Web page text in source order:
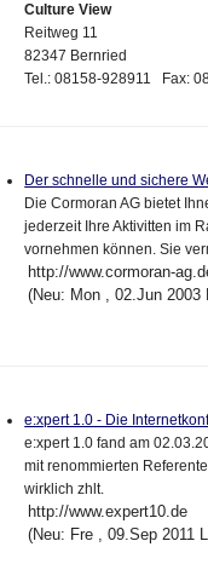
Culture View
Reitweg 11
82347 Bernried
Tel.: 08158-928911 Fax:
Der schnelle und sichere
Die Cormoran AG bietet
jederzeit Ihre Aktivitten im
vornehmen können. Sie
http://www.cormoran-
(Neu: Mon , 02.Jun 2003
e:xpert 1.0 - Die
e:xpert 1.0 fand am
mit renommierten
wirklich zhlt.
http://www.expert10.de
(Neu: Fre , 09.Sep 2011